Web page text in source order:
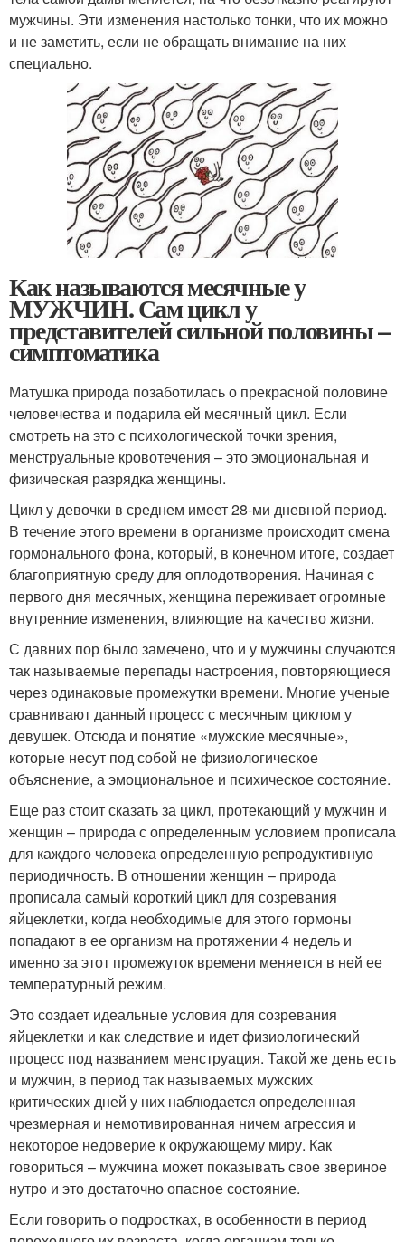
мужчины. Эти изменения настолько тонки, что их можно
и не заметить, если не обращать внимание на них
специально.
Как называются месячные у
МУЖЧИН. Сам цикл у
представителей сильной половины –
симптоматика
Матушка природа позаботилась о прекрасной половине
человечества и подарила ей месячный цикл. Если
смотреть на это с психологической точки зрения,
менструальные кровотечения – это эмоциональная и
физическая разрядка женщины.
Цикл у девочки в среднем имеет 28-ми дневной период.
В течение этого времени в организме происходит смена
гормонального фона, который, в конечном итоге, создает
благоприятную среду для оплодотворения. Начиная с
первого дня месячных, женщина переживает огромные
внутренние изменения, влияющие на качество жизни.
С давних пор было замечено, что и у мужчины случаются
так называемые перепады настроения, повторяющиеся
через одинаковые промежутки времени. Многие ученые
сравнивают данный процесс с месячным циклом у
девушек. Отсюда и понятие «мужские месячные»,
которые несут под собой не физиологическое
объяснение, а эмоциональное и психическое состояние.
Еще раз стоит сказать за цикл, протекающий у мужчин и
женщин – природа с определенным условием прописала
для каждого человека определенную репродуктивную
периодичность. В отношении женщин – природа
прописала самый короткий цикл для созревания
яйцеклетки, когда необходимые для этого гормоны
попадают в ее организм на протяжении 4 недель и
именно за этот промежуток времени меняется в ней ее
температурный режим.
Это создает идеальные условия для созревания
яйцеклетки и как следствие и идет физиологический
процесс под названием менструация. Такой же день есть
и мужчин, в период так называемых мужских
критических дней у них наблюдается определенная
чрезмерная и немотивированная ничем агрессия и
некоторое недоверие к окружающему миру. Как
говориться – мужчина может показывать свое звериное
нутро и это достаточно опасное состояние.
Если говорить о подростках, в особенности в период